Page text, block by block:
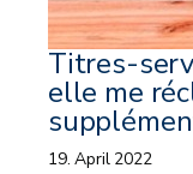
Titres-
elle me
19. April 2022